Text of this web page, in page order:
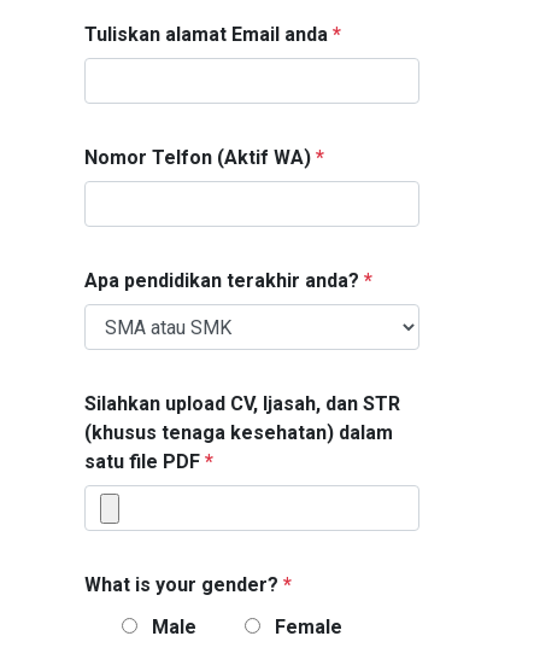
Tuliskan alamat Email anda *
Nomor Telfon (Aktif WA) *
Apa pendidikan terakhir anda? *
Silahkan upload CV, Ijasah, dan STR
(khusus tenaga kesehatan) dalam
satu file PDF *
What is your gender? *
Male
Female